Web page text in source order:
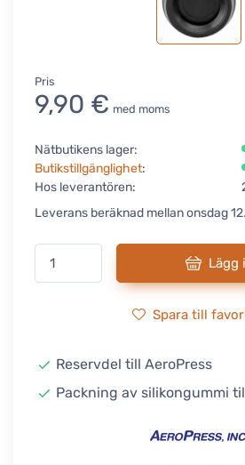
Pris
9,90 € med moms
Nätbutikens lager:
Butikstillgänglighet:
Hos leverantören:
Leverans beräknad mellan onsdag
Lägg
Spara till
Reservdel till AeroPress
Packning av silikongummi